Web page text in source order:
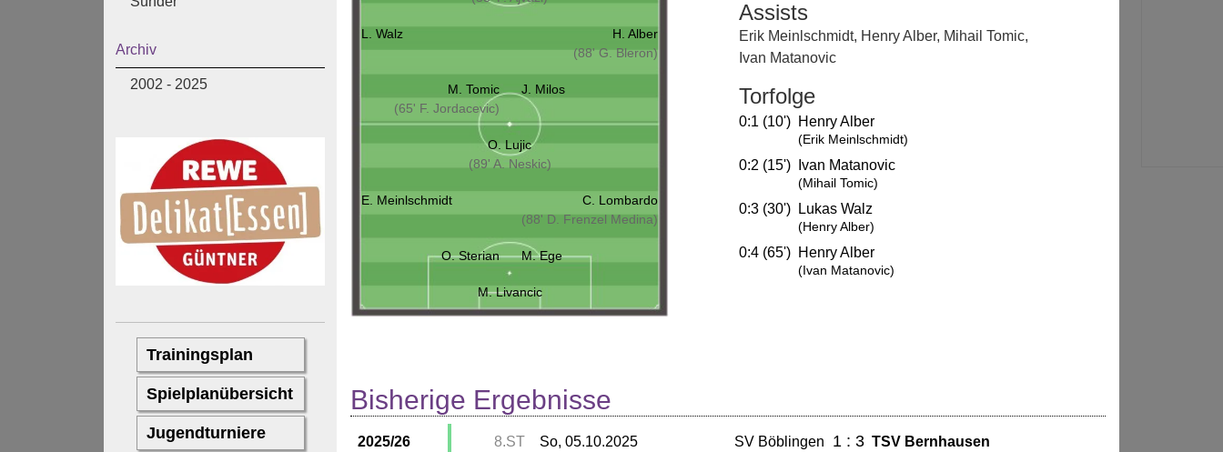
Archiv
2002 - 2025
L. Walz
H. Alber
(88' G. Bleron)
M. Tomic
(65' F. Jordacevic)
J. Milos
O. Lujic
(89' A. Neskic)
E. Meinlschmidt
C. Lombardo
(88' D. Frenzel Medina)
O. Sterian M. Ege
M. Livancic
Assists
Erik Meinlschmidt, Henry Alber, Mihail Tomic,
Ivan Matanovic
Torfolge
0:1 (10') Henry Alber
(Erik Meinlschmidt)
0:2 (15') Ivan Matanovic
(Mihail Tomic)
0:3 (30') Lukas Walz
(Henry Alber)
0:4 (65') Henry Alber
(Ivan Matanovic)
Bisherige Ergebnisse
2025/26 8.ST So, 05.10.2025 SV Böblingen 1 : 3 TSV Bernhausen